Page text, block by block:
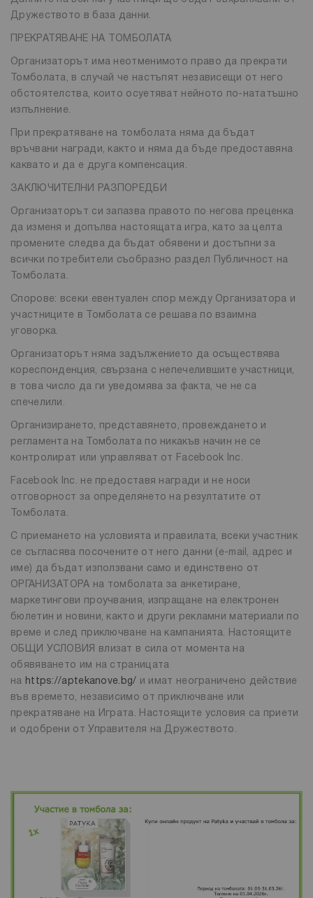
Дружеството в база данни.
ПРЕКРАТЯВАНЕ НА ТОМБОЛАТА
Организаторът има неотменимото право да прекрати
Томболата, в случай че настъпят независещи от него
обстоятелства, които осуетяват нейното по-нататъшно
изпълнение.
При прекратяване на томболата няма да бъдат
връчвани награди, както и няма да бъде предоставяна
каквато и да е друга компенсация.
ЗАКЛЮЧИТЕЛНИ РАЗПОРЕДБИ
Организаторът си запазва правото по негова преценка
да изменя и допълва настоящата игра, като за целта
промените следва да бъдат обявени и достъпни за
всички потребители съобразно раздел Публичност на
Томболата.
Спорове: всеки евентуален спор между Организатора и
участниците в Томболата се решава по взаимна
уговорка.
Организаторът няма задължението да осъществява
кореспонденция, свързана с непечелившите участници,
в това число да ги уведомява за факта, че не са
спечелили.
Организирането, представянето, провеждането и
регламента на Томболата по никакъв начин не се
контролират или управляват от Facebook Inc.
Facebook Inc. не предоставя награди и не носи
отговорност за определянето на резултатите от
Томболата.
С приемането на условията и правилата, всеки участник
се съгласява посочените от него данни (e-mail, адрес и
име) да бъдат използвани само и единствено от
ОРГАНИЗАТОРА на томболата за анкетиране,
маркетингови проучвания, изпращане на електронен
бюлетин и новини, както и други рекламни материали по
време и след приключване на кампанията. Настоящите
ОБЩИ УСЛОВИЯ влизат в сила от момента на
обявяването им на страницата
на https://aptekanove.bg/
и имат неограничено действие
във времето, независимо от приключване или
прекратяване на Играта. Настоящите условия са приети
и одобрени от Управителя на Дружеството.